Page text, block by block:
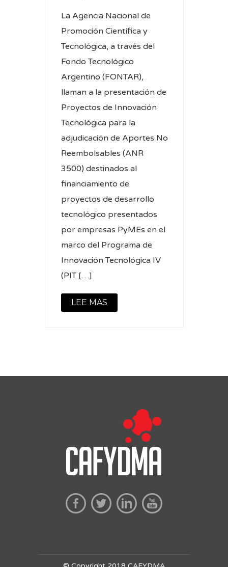
La Agencia Nacional de
Promoción Científica y
Tecnológica, a través del
Fondo Tecnológico
Argentino (FONTAR),
llaman a la presentación de
Proyectos de Innovación
Tecnológica para la
adjudicación de Aportes No
Reembolsables (ANR
3500) destinados al
financiamiento de
proyectos de desarrollo
tecnológico presentados
por empresas PyMEs en el
marco del Programa de
Innovación Tecnológica IV
(PIT […]
LEE MAS